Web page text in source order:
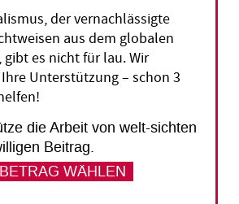
könnten
und Schulen oder
Gerade im
zur Verwirklichung der
der vernachlässigte
aus dem globalen
es nicht für lau. Wir
Unterstützung – schon 3
die Arbeit von welt-sichten
Beitrag.
WÄHLEN